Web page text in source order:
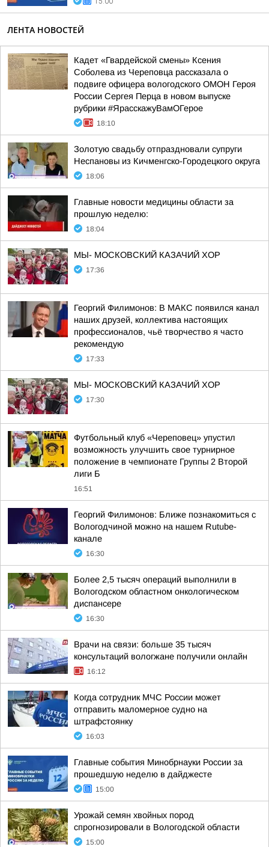
ЛЕНТА НОВОСТЕЙ
Кадет «Гвардейской смены» Ксения
Соболева из Череповца рассказала о
подвиге офицера вологодского ОМОН Героя
России Сергея Перца в новом выпуске
рубрики #ЯрасскажуВамОГерое
18:10
Золотую свадьбу отпраздновали супруги
Неспановы из Кичменгско-Городецкого округа
18:06
Главные новости медицины области за
прошлую неделю:
18:04
МЫ- МОСКОВСКИЙ КАЗАЧИЙ ХОР
17:36
Георгий Филимонов: В МАКС появился канал
наших друзей, коллектива настоящих
профессионалов, чьё творчество я часто
рекомендую
17:33
МЫ- МОСКОВСКИЙ КАЗАЧИЙ ХОР
17:30
Футбольный клуб «Череповец» упустил
возможность улучшить свое турнирное
положение в чемпионате Группы 2 Второй
лиги Б
16:51
Георгий Филимонов: Ближе познакомиться с
Вологодчиной можно на нашем Rutube-
канале
16:30
Более 2,5 тысяч операций выполнили в
Вологодском областном онкологическом
диспансере
16:30
Врачи на связи: больше 35 тысяч
консультаций вологжане получили онлайн
16:12
Когда сотрудник МЧС России может
отправить маломерное судно на
штрафстоянку
16:03
Главные события Минобрнауки России за
прошедшую неделю в дайджесте
15:00
Урожай семян хвойных пород
спрогнозировали в Вологодской области
15:00